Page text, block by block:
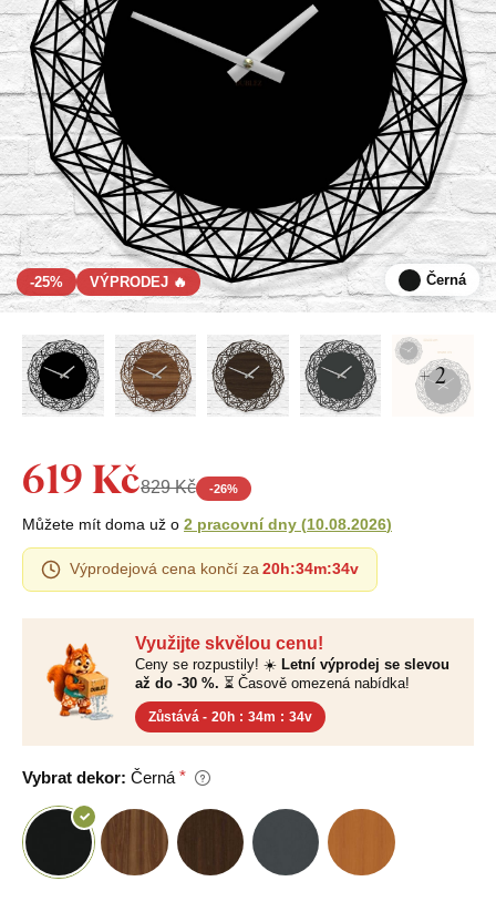
-25% VÝPRODEJ 🔥 Černá
+ 2
Využijte skvělou cenu!
Ceny se rozpustily! ☀️ Letní výprodej se slevou
až do -30 %. ⏳ Časově omezená nabídka!
Zůstává - 20h : 34m : 34v
Vybrat dekor: Černá
619 Kč829 Kč -26%
Můžete mít doma už o 2 pracovní dny (10.08.2026)
Výprodejová cena končí za 20h:34m:34v